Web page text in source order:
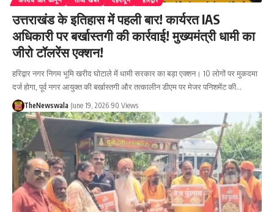
उत्तराखंड के इतिहास में पहली बार! कार्यरत IAS
अधिकारी पर बर्खास्तगी की कार्रवाई! मुख्यमंत्री धामी का
जीरो टॉलरेंस एक्शन!
हरिद्वार नगर निगम भूमि खरीद घोटाले में धामी सरकार का बड़ा एक्शन। 10 लोगों पर मुकदमा
दर्ज होगा, पूर्व नगर आयुक्त की बर्खास्तगी और तत्कालीन डीएम पर मेजर पनिशमेंट की…
TheNewswala June 19, 2026 90 Views